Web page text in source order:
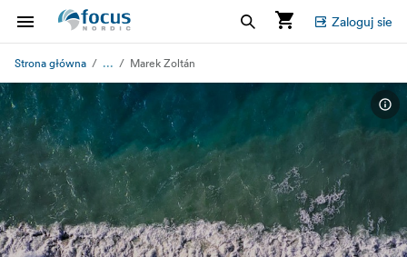
Zaloguj sie
Strona główna ... Marek Zoltán